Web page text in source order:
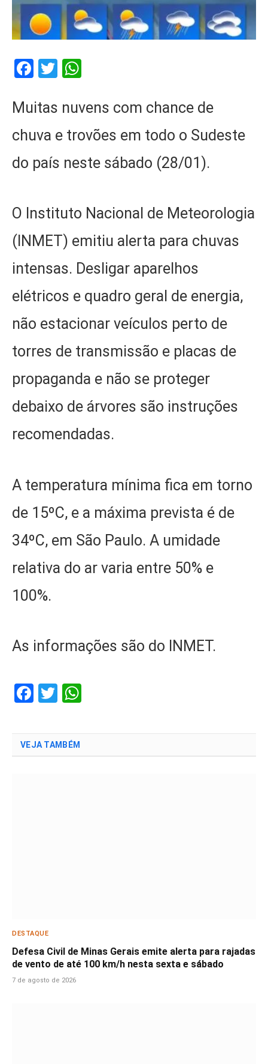
Facebook
Twitter
Muitas nuvens com chance de
chuva e trovões em todo o Sudeste
do país neste sábado (28/01).
O Instituto Nacional de Meteorologia
(INMET) emitiu alerta para chuvas
intensas. Desligar aparelhos
elétricos e quadro geral de energia,
não estacionar veículos perto de
torres de transmissão e placas de
propaganda e não se proteger
debaixo de árvores são instruções
recomendadas.
A temperatura mínima fica em torno
de 15ºC, e a máxima prevista é de
34ºC, em São Paulo. A umidade
relativa do ar varia entre 50% e
100%.
As informações são do INMET.
Facebook
Twitter
VEJA TAMBÉM
DESTAQUE
Defesa Civil de Minas Gerais emite alerta para rajadas
de vento de até 100 km/h nesta sexta e sábado
7 de agosto de 2026